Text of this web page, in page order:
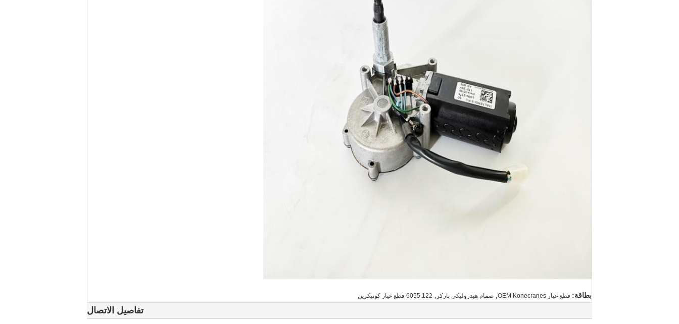
بطاقة: قطع غيار OEM Konecranes , صمام هيدروليكي باركر , 6055.122 قطع غيار كونيكرين
تفاصيل الاتصال